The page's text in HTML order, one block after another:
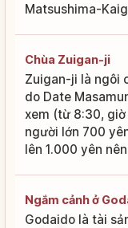
Matsushima-
Chùa Zuigan-ji
Zuigan-ji là ngôi
do Date
xem (từ 8:30,
người lớn 700
lên 1.000 yên
Ngắm cảnh ở
Godaido là tài